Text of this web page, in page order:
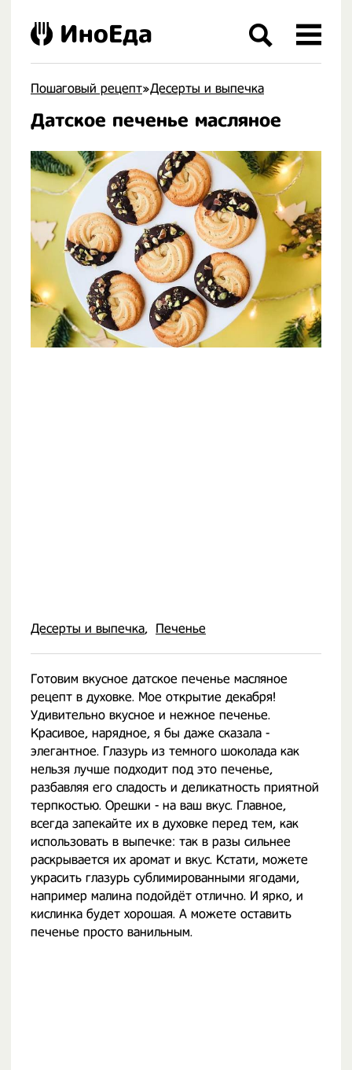
Пошаговый рецепт»Десерты и выпечка
Датское печенье масляное
Десерты и выпечка Печенье
Готовим вкусное датское печенье масляное
рецепт в духовке. Мое открытие декабря!
Удивительно вкусное и нежное печенье.
Красивое, нарядное, я бы даже сказала -
элегантное. Глазурь из темного шоколада как
нельзя лучше подходит под это печенье,
разбавляя его сладость и деликатность приятной
терпкостью. Орешки - на ваш вкус. Главное,
всегда запекайте их в духовке перед тем, как
использовать в выпечке: так в разы сильнее
раскрывается их аромат и вкус. Кстати, можете
украсить глазурь сублимированными ягодами,
например малина подойдёт отлично. И ярко, и
кислинка будет хорошая. А можете оставить
печенье просто ванильным.
ИноЕда